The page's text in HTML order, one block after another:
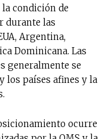
condición de
durante las
Argentina,
Dominicana. Las
generalmente se
los países afines y la
ocurre